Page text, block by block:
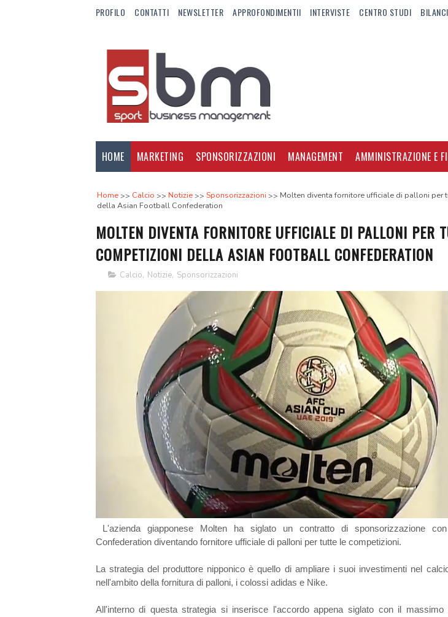
PROFILO CONTATTI NEWSLETTER APPROFONDIMENTII INTERVISTE CENTRO STUDI BILANCI
HOME MARKETING SPONSORIZZAZIONI MANAGEMENT AMMINISTRAZIONE E
Home Calcio Notizie Sponsorizzazioni
Molten diventa fornitore ufficiale di palloni per
della Asian Football Confederation
MOLTEN DIVENTA FORNITORE UFFICIALE DI PALLONI PER
COMPETIZIONI DELLA ASIAN FOOTBALL CONFEDERATION
Calcio, Notizie, Sponsorizzazioni
L'azienda giapponese Molten ha siglato un contratto di sponsorizzazione
Confederation diventando fornitore ufficiale di palloni per tutte le competizioni.
La strategia del produttore nipponico è quello di ampliare i suoi investimenti nel
nell'ambito della fornitura di palloni, i colossi adidas e Nike.
All'interno di questa strategia si inserisce l'accordo appena siglato con il massimo